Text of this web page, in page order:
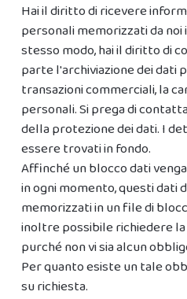
Hai il diritto di ricevere
personali memorizzati da
stesso modo, hai il diritto di
parte l'archiviazione dei dati
transazioni commerciali, la
personali. Si prega di
della protezione dei dati. I
essere trovati in fondo.
Affinché un blocco dati
in ogni momento, questi dati
memorizzati in un file di
inoltre possibile richiedere
purché non vi sia alcun
Per quanto esiste un tale
su richiesta.